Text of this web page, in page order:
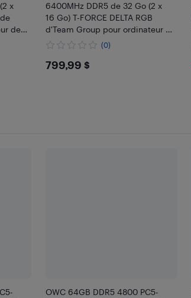
x
de
6400MHz DDR5 de 32 Go (2 x
16 Go) T-FORCE DELTA RGB
d'Team Group pour ordinateur de
bureau
(0)
$799.99
799,99 $
OWC 64GB DDR5 4800 PC5-